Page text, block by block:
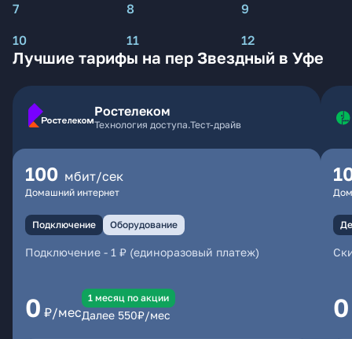
7
8
9
10
11 12
Лучшие тарифы на пер Звездный в Уфе
Ростелеком
Технология доступа.Тест-драйв
100 мбит/сек
Домашний интернет
Подключение Оборудование
Подключение - 1 ₽ (единоразовый платеж)
0 ₽/мес
1 месяц по акции
Далее 550₽/мес 0